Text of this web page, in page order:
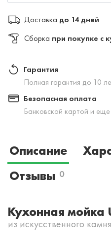
Доставка до 14 дней
Сборка при покупке с
Гарантия
Полная гарантия до 10
Безопасная оплата
Банковской картой и
Описание
Отзывы 0
Кухонная мойка
из искусственного